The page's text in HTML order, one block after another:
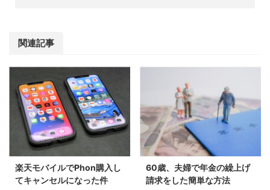
関連記事
楽天モバイルでPhon購入し
てキャンセルになった件
60歳、夫婦で年金の繰上げ
請求をした簡単な方法